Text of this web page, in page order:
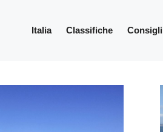
Italia Classifiche Consigli